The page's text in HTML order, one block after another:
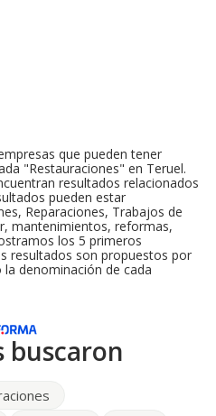
que pueden tener
"Restauraciones" en Teruel.
resultados relacionados
pueden estar
Reparaciones, Trabajos de
mantenimientos, reformas,
los 5 primeros
resultados son propuestos por
denominación de cada
buscaron